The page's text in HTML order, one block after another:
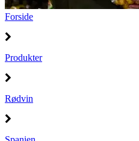
Forside
Produkter
Rødvin